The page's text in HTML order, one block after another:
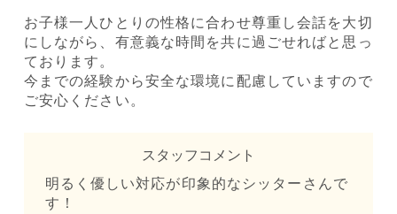
お子様一人ひとりの性格に合わせ尊重し会話を大切
にしながら、有意義な時間を共に過ごせればと思っ
ております。
今までの経験から安全な環境に配慮していますので
ご安心ください。
スタッフコメント
明るく優しい対応が印象的なシッターさんで
す！